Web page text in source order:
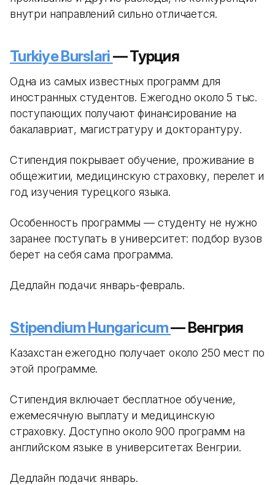
внутри направлений сильно отличается.
Turkiye Burslari— Турция
Одна из самых известных программ для
иностранных студентов. Ежегодно около 5 тыс.
поступающих получают финансирование на
бакалавриат, магистратуру и докторантуру.
Стипендия покрывает обучение, проживание в
общежитии, медицинскую страховку, перелет и
год изучения турецкого языка.
Особенность программы — студенту не нужно
заранее поступать в университет: подбор вузов
берет на себя сама программа.
Дедлайн подачи: январь-февраль.
Stipendium Hungaricum— Венгрия
Казахстан ежегодно получает около 250 мест по
этой программе.
Стипендия включает бесплатное обучение,
ежемесячную выплату и медицинскую
страховку. Доступно около 900 программ на
английском языке в университетах Венгрии.
Дедлайн подачи: январь.